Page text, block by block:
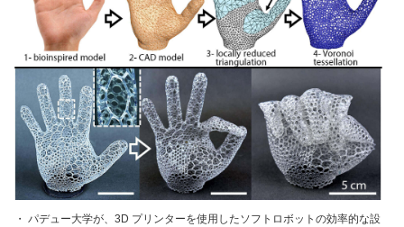
・ パデュー大学が、3D プリンターを使用したソフトロボットの効率的な設